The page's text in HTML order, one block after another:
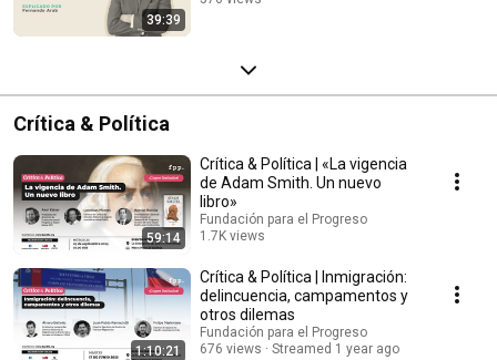
39:39
Crítica & Política
59:14
Crítica & Política | «La vigencia
de Adam Smith. Un nuevo
libro»
Fundación para el Progreso
1.7K views
1:10:21
Crítica & Política | Inmigración:
delincuencia, campamentos y
otros dilemas
Fundación para el Progreso
676 views
Streamed 1 year ago